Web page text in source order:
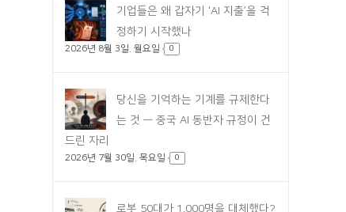
기업들은 왜 갑자기 ‘AI 지출’을 걱
정하기 시작했나
2026년 8월 3일. 월요일 0
당신을 기억하는 기계를 규제한다
는 것 — 중국 AI 동반자 규정이 건
드린 자리
2026년 7월 30일. 목요일 0
로봇 50대가 1,000명을 대체했다?